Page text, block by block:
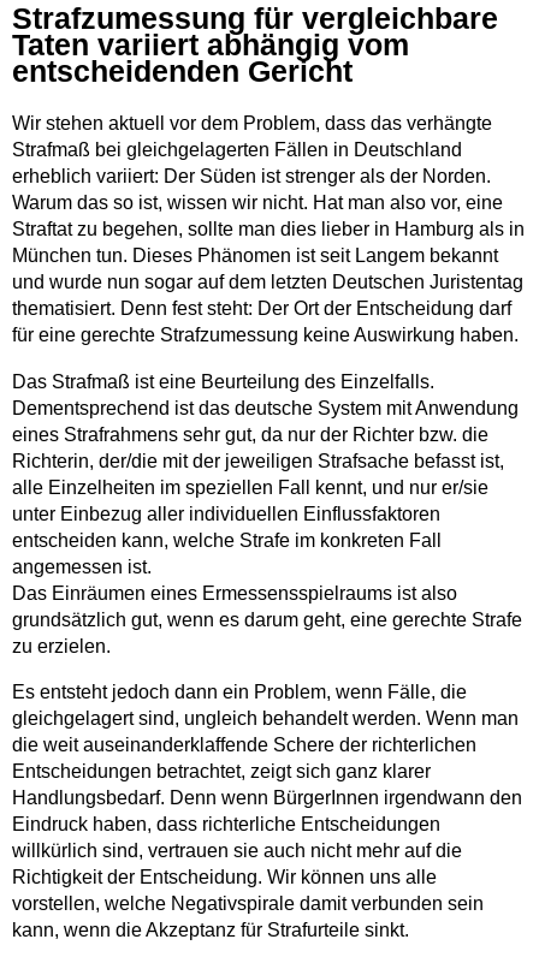
Strafzumessung für vergleichbare
Taten variiert abhängig vom
entscheidenden Gericht
Wir stehen aktuell vor dem Problem, dass das verhängte
Strafmaß bei gleichgelagerten Fällen in Deutschland
erheblich variiert: Der Süden ist strenger als der Norden.
Warum das so ist, wissen wir nicht. Hat man also vor, eine
Straftat zu begehen, sollte man dies lieber in Hamburg als in
München tun. Dieses Phänomen ist seit Langem bekannt
und wurde nun sogar auf dem letzten Deutschen Juristentag
thematisiert. Denn fest steht: Der Ort der Entscheidung darf
für eine gerechte Strafzumessung keine Auswirkung haben.
Das Strafmaß ist eine Beurteilung des Einzelfalls.
Dementsprechend ist das deutsche System mit Anwendung
eines Strafrahmens sehr gut, da nur der Richter bzw. die
Richterin, der/die mit der jeweiligen Strafsache befasst ist,
alle Einzelheiten im speziellen Fall kennt, und nur er/sie
unter Einbezug aller individuellen Einflussfaktoren
entscheiden kann, welche Strafe im konkreten Fall
angemessen ist.
Das Einräumen eines Ermessensspielraums ist also
grundsätzlich gut, wenn es darum geht, eine gerechte Strafe
zu erzielen.
Es entsteht jedoch dann ein Problem, wenn Fälle, die
gleichgelagert sind, ungleich behandelt werden. Wenn man
die weit auseinanderklaffende Schere der richterlichen
Entscheidungen betrachtet, zeigt sich ganz klarer
Handlungsbedarf. Denn wenn BürgerInnen irgendwann den
Eindruck haben, dass richterliche Entscheidungen
willkürlich sind, vertrauen sie auch nicht mehr auf die
Richtigkeit der Entscheidung. Wir können uns alle
vorstellen, welche Negativspirale damit verbunden sein
kann, wenn die Akzeptanz für Strafurteile sinkt.